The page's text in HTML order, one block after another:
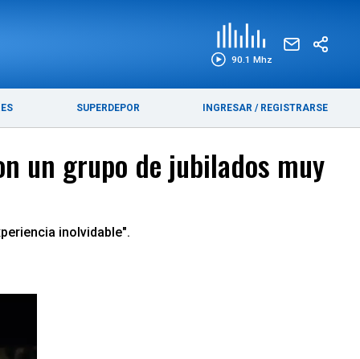
90.1 Mhz
SUPERDEPOR INGRESAR / REGISTRARSE
un grupo de jubilados muy
inolvidable".